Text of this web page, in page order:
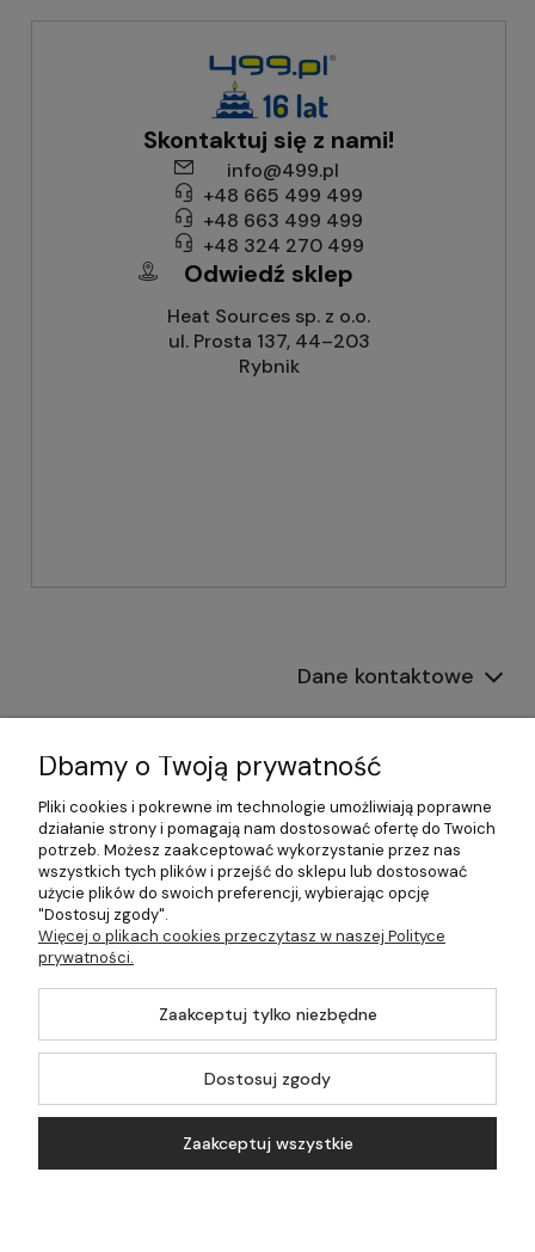
Skontaktuj się z nami!
info@499.pl
+48 665 499 499
+48 663 499 499
+48 324 270 499
Odwiedź sklep
Heat Sources sp. z o.o.
ul. Prosta 137, 44–203
Rybnik
Dane kontaktowe
Płatności i dostawa
Pomoc
Moje konto
©2026 Wszelkie Prawa Zastrzeżone | 499.pl - najlepszy sklep z
Dbamy o Twoją prywatność
Pliki cookies i pokrewne im technologie umożliwiają poprawne
działanie strony i pomagają nam dostosować ofertę do Twoich
potrzeb. Możesz zaakceptować wykorzystanie przez nas
wszystkich tych plików i przejść do sklepu lub dostosować
użycie plików do swoich preferencji, wybierając opcję
"Dostosuj zgody".
Więcej o plikach cookies przeczytasz w naszej Polityce
prywatności.
Zaakceptuj tylko niezbędne
Dostosuj zgody
Zaakceptuj wszystkie